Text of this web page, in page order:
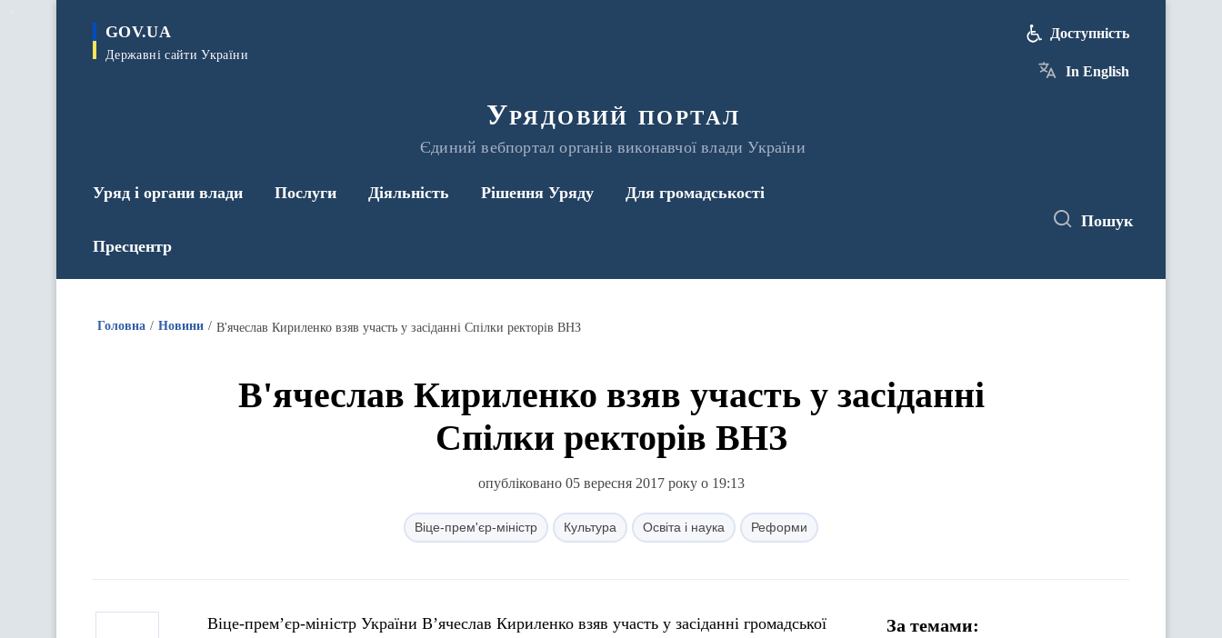
GOV.UA
Державні сайти України
Урядовий портал
Єдиний вебпортал органів виконавчої влади України
Доступність
In English
Уряд і органи влади Послуги Діяльність Рішення Уряду Для громадськості
Пресцентр
Пошук
Головна Новини В'ячеслав Кириленко взяв участь у засіданні Спілки ректорів ВНЗ
В'ячеслав Кириленко взяв участь у засіданні
Спілки ректорів ВНЗ
опубліковано 05 вересня 2017 року о 19:13
Віце-прем'єр-міністр Культура Освіта і наука Реформи
Віце-прем’єр-міністр України В’ячеслав Кириленко взяв участь у засіданні громадської
За темами: